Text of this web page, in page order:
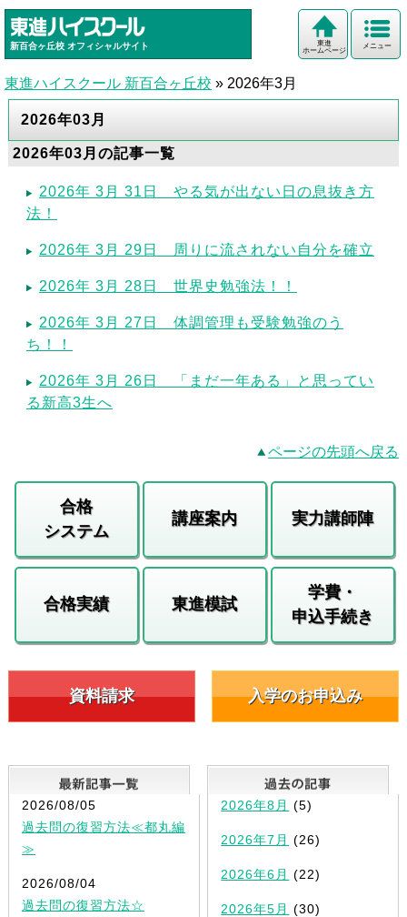
新百合ヶ丘校 オフィシャルサイト メニュー
東進
ホームページ
東進ハイスクール 新百合ヶ丘校 » 2026年3月
2026年03月
2026年03月の記事一覧
2026年 3月 31日 やる気が出ない日の息抜き方
法！
2026年 3月 29日 周りに流されない自分を確立
2026年 3月 28日 世界史勉強法！！
2026年 3月 27日 体調管理も受験勉強のう
ち！！
2026年 3月 26日 「まだ一年ある」と思ってい
る新高3生へ
ページの先頭へ戻る
合格
システム
講座案内 実力講師陣
合格実績 東進模試
学費・
申込手続き
資料請求 入学のお申込み
最新記事一覧
2026/08/05
過去問の復習方法≪都丸編
≫
2026/08/04
過去問の復習方法☆
2026年8月 (5)
2026年7月 (26)
2026年6月 (22)
2026年5月 (30)